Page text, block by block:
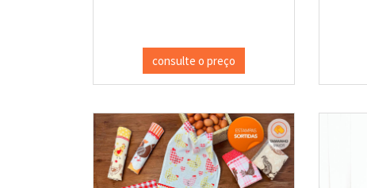
consulte o preço